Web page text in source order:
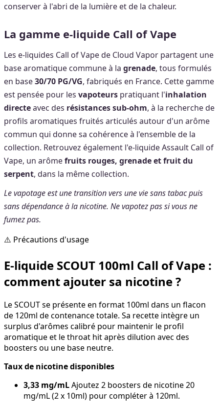
conserver à l'abri de la lumière et de la chaleur.
La gamme e-liquide Call of Vape
Les e-liquides Call of Vape de Cloud Vapor partagent une
base aromatique commune à la grenade, tous formulés
en base30/70 PG/VG, fabriqués en France. Cette gamme
est pensée pour les vapoteurs pratiquant l'inhalation
directeavec des résistances sub-ohm, à la recherche de
profils aromatiques fruités articulés autour d'un arôme
commun qui donne sa cohérence à l'ensemble de la
collection. Retrouvez également l'e-liquide Assault Call of
Vape, un arômefruits rouges, grenade et fruit du
serpent, dans la même collection.
Le vapotage est une transition vers une vie sans tabac puis
sans dépendance à la nicotine. Ne vapotez pas si vous ne
fumez pas.
⚠️ Précautions d'usage
E-liquide SCOUT 100ml Call of Vape :
comment ajouter sa nicotine ?
Le SCOUT se présente en format 100ml dans un flacon
de 120ml de contenance totale. Sa recette intègre un
surplus d'arômes calibré pour maintenir le profil
aromatique et le throat hit après dilution avec des
boosters ou une base neutre.
Taux de nicotine disponibles
3,33 mg/mLAjoutez 2 boosters de nicotine 20
mg/mL (2 x 10ml) pour compléter à 120ml.